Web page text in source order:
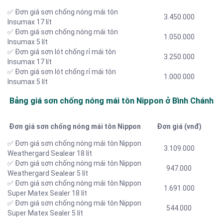
✅ Đơn giá sơn chống nóng mái tôn
Insumax 17 lít
3.450.000
✅ Đơn giá sơn chống nóng mái tôn
Insumax 5 lít
1.050.000
✅ Đơn giá sơn lót chống rỉ mái tôn
Insumax 17 lít
3.250.000
✅ Đơn giá sơn lót chống rỉ mái tôn
Insumax 5 lít
1.000.000
Bảng giá sơn chống nóng mái tôn Nippon ở Bình Chánh
Đơn giá sơn chống nóng mái tôn Nippon Đơn giá (vnđ)
✅ Đơn giá sơn chống nóng mái tôn Nippon
Weathergard Sealear 18 lít
3.109.000
✅ Đơn giá sơn chống nóng mái tôn Nippon
Weathergard Sealear 5 lít
947.000
✅ Đơn giá sơn chống nóng mái tôn Nippon
Super Matex Sealer 18 lít
1.691.000
✅ Đơn giá sơn chống nóng mái tôn Nippon
Super Matex Sealer 5 lít
544.000